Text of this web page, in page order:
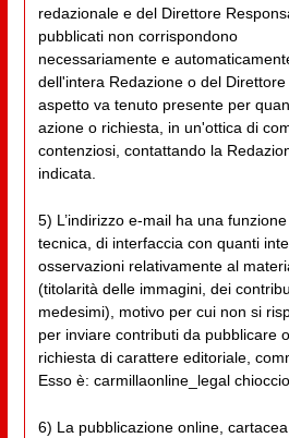
redazionale e del Direttore
pubblicati non corrispondono
necessariamente e
dell'intera Redazione o del
aspetto va tenuto presente per
azione o richiesta, in un'ottica di
contenziosi, contattando la
indicata.
5) L’indirizzo e-mail ha una
tecnica, di interfaccia con quanti
osservazioni relativamente al
(titolarità delle immagini, dei
medesimi), motivo per cui non si
per inviare contributi da pubblicare
richiesta di carattere editoriale,
Esso è: carmillaonline_legal
6) La pubblicazione online,